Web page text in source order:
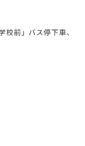
校前」バス停下車、